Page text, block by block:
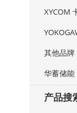
XYCOM
其他品牌
华蓄储能
产品搜